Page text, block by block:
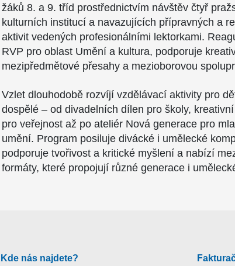
žáků 8. a 9. tříd prostřednictvím návštěv čtyř
kulturních institucí a navazujících přípravných a
aktivit vedených profesionálními lektorkami.
RVP pro oblast Umění a kultura, podporuje
mezipředmětové přesahy a mezioborovou
Vzlet dlouhodobě rozvíjí vzdělávací aktivity pro
dospělé – od divadelních dílen pro školy,
pro veřejnost až po ateliér Nová generace pro
umění. Program posiluje divácké i umělecké
podporuje tvořivost a kritické myšlení a nabízí
formáty, které propojují různé generace i
Kde nás najdete?